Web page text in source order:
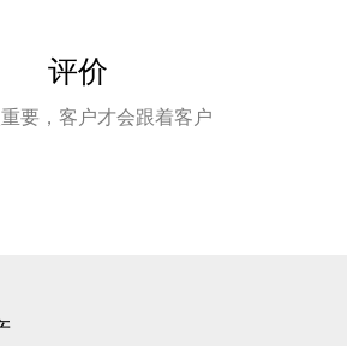
评价
要，客户才会跟着客户